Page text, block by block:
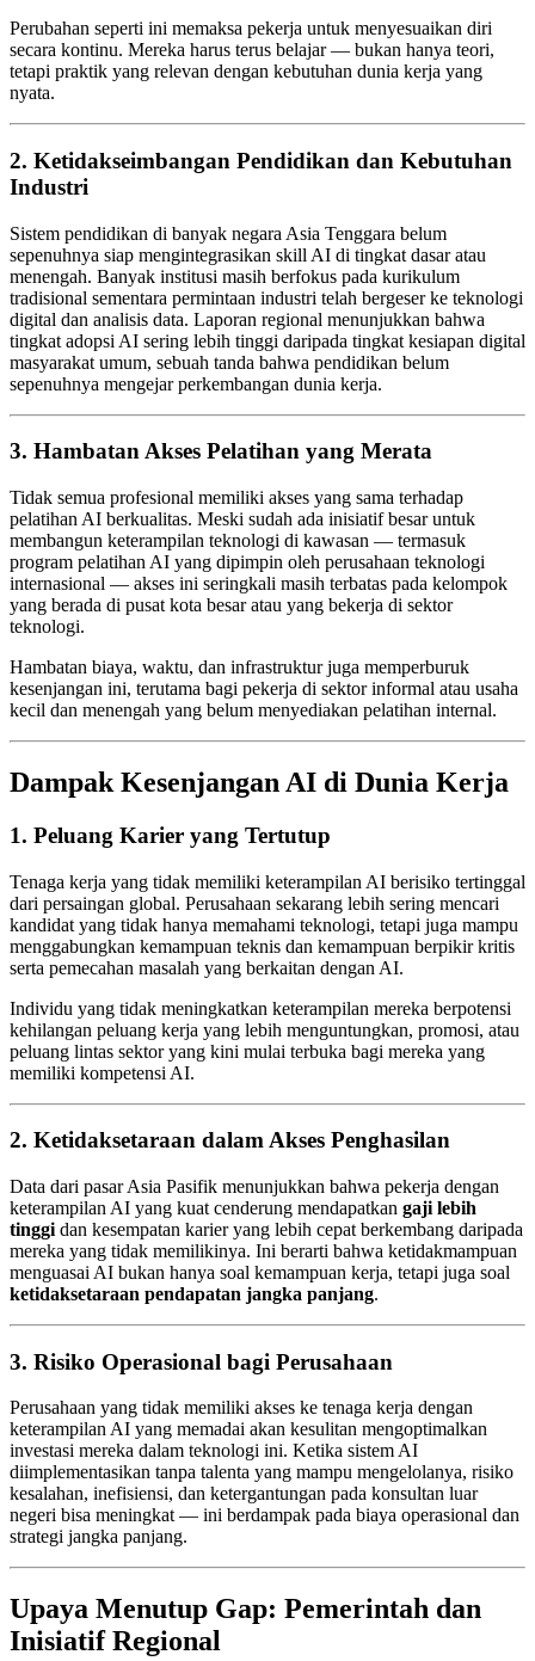
Perubahan seperti ini memaksa pekerja untuk menyesuaikan diri
secara kontinu. Mereka harus terus belajar — bukan hanya teori,
tetapi praktik yang relevan dengan kebutuhan dunia kerja yang
nyata.
2. Ketidakseimbangan Pendidikan dan Kebutuhan
Industri
Sistem pendidikan di banyak negara Asia Tenggara belum
sepenuhnya siap mengintegrasikan skill AI di tingkat dasar atau
menengah. Banyak institusi masih berfokus pada kurikulum
tradisional sementara permintaan industri telah bergeser ke teknologi
digital dan analisis data. Laporan regional menunjukkan bahwa
tingkat adopsi AI sering lebih tinggi daripada tingkat kesiapan digital
masyarakat umum, sebuah tanda bahwa pendidikan belum
sepenuhnya mengejar perkembangan dunia kerja.
3. Hambatan Akses Pelatihan yang Merata
Tidak semua profesional memiliki akses yang sama terhadap
pelatihan AI berkualitas. Meski sudah ada inisiatif besar untuk
membangun keterampilan teknologi di kawasan — termasuk
program pelatihan AI yang dipimpin oleh perusahaan teknologi
internasional — akses ini seringkali masih terbatas pada kelompok
yang berada di pusat kota besar atau yang bekerja di sektor
teknologi.
Hambatan biaya, waktu, dan infrastruktur juga memperburuk
kesenjangan ini, terutama bagi pekerja di sektor informal atau usaha
kecil dan menengah yang belum menyediakan pelatihan internal.
Dampak Kesenjangan AI di Dunia Kerja
1. Peluang Karier yang Tertutup
Tenaga kerja yang tidak memiliki keterampilan AI berisiko tertinggal
dari persaingan global. Perusahaan sekarang lebih sering mencari
kandidat yang tidak hanya memahami teknologi, tetapi juga mampu
menggabungkan kemampuan teknis dan kemampuan berpikir kritis
serta pemecahan masalah yang berkaitan dengan AI.
Individu yang tidak meningkatkan keterampilan mereka berpotensi
kehilangan peluang kerja yang lebih menguntungkan, promosi, atau
peluang lintas sektor yang kini mulai terbuka bagi mereka yang
memiliki kompetensi AI.
2. Ketidaksetaraan dalam Akses Penghasilan
Data dari pasar Asia Pasifik menunjukkan bahwa pekerja dengan
keterampilan AI yang kuat cenderung mendapatkan gaji lebih
tinggi dan kesempatan karier yang lebih cepat berkembang daripada
mereka yang tidak memilikinya. Ini berarti bahwa ketidakmampuan
menguasai AI bukan hanya soal kemampuan kerja, tetapi juga soal
ketidaksetaraan pendapatan jangka panjang.
3. Risiko Operasional bagi Perusahaan
Perusahaan yang tidak memiliki akses ke tenaga kerja dengan
keterampilan AI yang memadai akan kesulitan mengoptimalkan
investasi mereka dalam teknologi ini. Ketika sistem AI
diimplementasikan tanpa talenta yang mampu mengelolanya, risiko
kesalahan, inefisiensi, dan ketergantungan pada konsultan luar
negeri bisa meningkat — ini berdampak pada biaya operasional dan
strategi jangka panjang.
Upaya Menutup Gap: Pemerintah dan
Inisiatif Regional